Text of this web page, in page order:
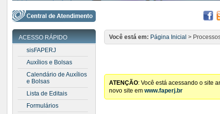
ACESSO RÁPIDO
sisFAPERJ
Auxílios e Bolsas
Calendário de Auxílios
e Bolsas
Lista de Editais
Formulários
Você está em: Página Inicial >
ATENÇÃO: Você está acessando o site
novo site em www.faperj.br